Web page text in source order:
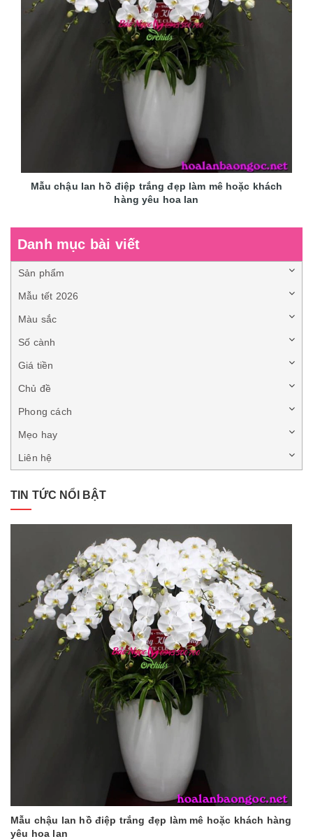
Mẫu chậu lan hồ điệp trắng đẹp làm mê hoặc khách
hàng yêu hoa lan
Danh mục bài viết
Sản phẩm
Mẫu tết 2026
Màu sắc
Số cành
Giá tiền
Chủ đề
Phong cách
Mẹo hay
Liên hệ
TIN TỨC NỔI BẬT
Mẫu chậu lan hồ điệp trắng đẹp làm mê hoặc khách hàng
yêu hoa lan